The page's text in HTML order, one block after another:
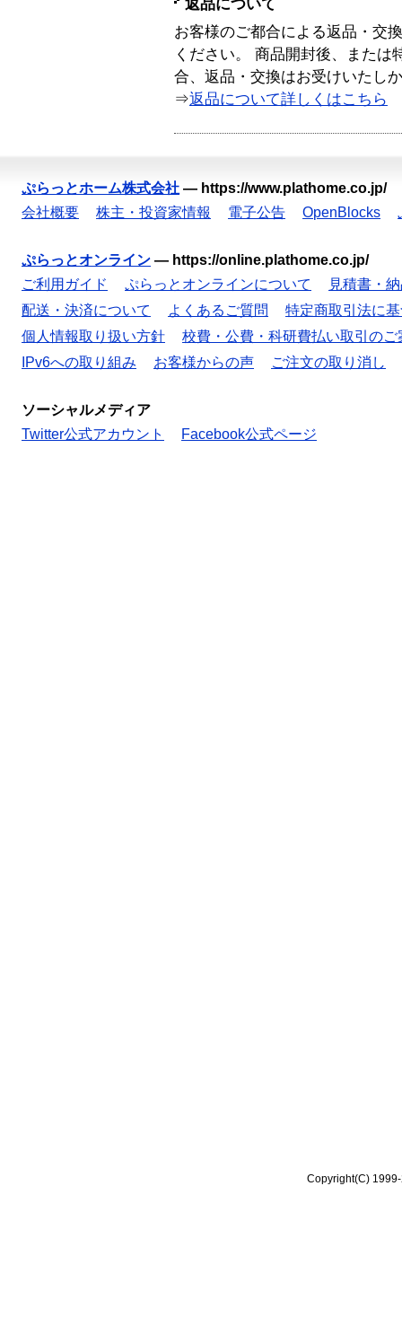
返品について
お客様のご都合による返品・交
ください。 商品開封後、または
合、返品・交換はお受けいたし
⇒返品について詳しくはこちら
ぷらっとホーム株式会社 — https://www.plathome.co.jp/
会社概要
株主・投資家情報 電子公告 OpenBlocks
ぷらっとオンライン — https://online.plathome.co.jp/
ご利用ガイド
ぷらっとオンラインについて
見積書・
配送・決済について
よくあるご質問
特定商取引法に
個人情報取り扱い方針
校費・公費・科研費払い取引のご
IPv6への取り組み
お客様からの声 ご注文の取り消し
ソーシャルメディア
Twitter公式アカウント
Facebook公式ページ
Copyright(C)